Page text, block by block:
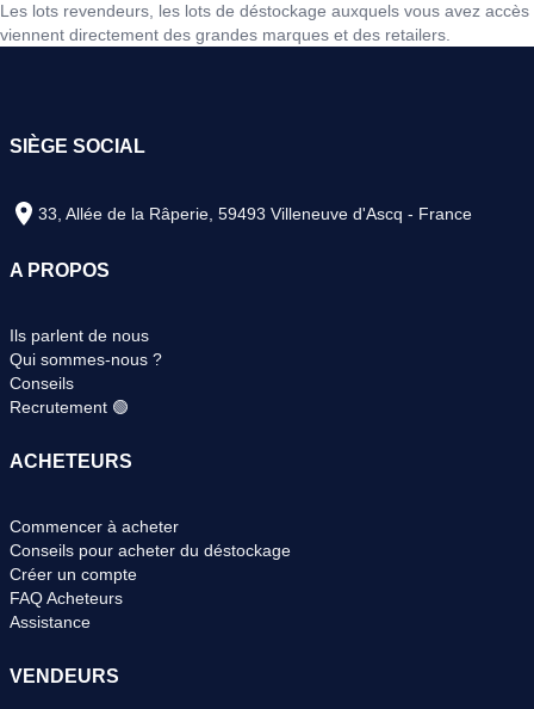
Les lots revendeurs, les lots de déstockage auxquels vous avez accès
viennent directement des grandes marques et des retailers.
SIÈGE SOCIAL
33, Allée de la Râperie, 59493 Villeneuve d'Ascq - France
A PROPOS
Ils parlent de nous
Qui sommes-nous ?
Conseils
Recrutement 🟢
ACHETEURS
Commencer à acheter
Conseils pour acheter du déstockage
Créer un compte
FAQ Acheteurs
Assistance
VENDEURS